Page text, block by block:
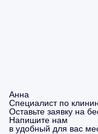
Анна
Специалист по
Оставьте заявку на
Напишите нам
в удобный для вас